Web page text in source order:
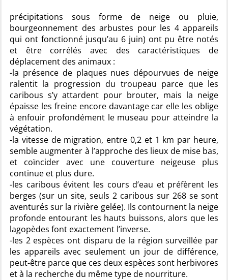
précipitations sous forme de neige ou pluie,
bourgeonnement des arbustes pour les 4 appareils
qui ont fonctionné jusqu’au 6 juin) ont pu être notés
et être corrélés avec des caractéristiques de
déplacement des animaux :
-la présence de plaques nues dépourvues de neige
ralentit la progression du troupeau parce que les
caribous s’y attardent pour brouter, mais la neige
épaisse les freine encore davantage car elle les oblige
à enfouir profondément le museau pour atteindre la
végétation.
-la vitesse de migration, entre 0,2 et 1 km par heure,
semble augmenter à l’approche des lieux de mise bas,
et coïncider avec une couverture neigeuse plus
continue et plus dure.
-les caribous évitent les cours d’eau et préfèrent les
berges (sur un site, seuls 2 caribous sur 268 se sont
aventurés sur la rivière gelée). Ils contournent la neige
profonde entourant les hauts buissons, alors que les
lagopèdes font exactement l’inverse.
-les 2 espèces ont disparu de la région surveillée par
les appareils avec seulement un jour de différence,
peut-être parce que ces deux espèces sont herbivores
et à la recherche du même type de nourriture.